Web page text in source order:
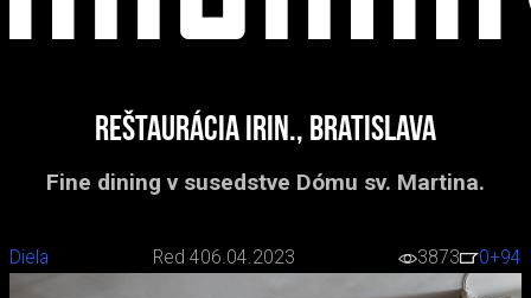
Reštaurácia Irin., Bratislava
Fine dining v susedstve Dómu sv. Martina.
Diela Red 406.04.2023 3873 0+94